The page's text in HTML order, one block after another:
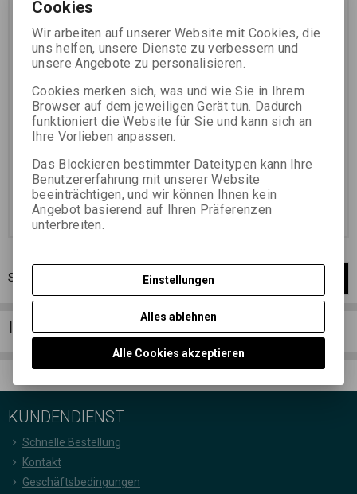
FOMAPAN 100 - 135
spool + 1 cartrige
Katalognummer:11023
Set mit 5 Filmen auf einer
Mittelspule + 1 Film auf einer
Spule in einer Kassette zur
Mehrfachverwendung,
Empfindlichkeit 100
23,32 EUR (101,750 PLN) (Ihr
Preiss ohne Ust.:)
Im Warenkorb
zugeben
spool + 1 cartrige
Katalognummer:
Set mit 5 Filmen auf einer
Mittelspule + 1 Film auf einer
Spule in einer Kassette zur
Mehrfachverwendung,
30,05 EUR
21,11 EUR(92,100 PLN)
ohne Ust.:)
Im Warenkorb
Seite Aufzeichnungen
Info-Spalte
KUNDENDIENST
Schnelle Bestellung
Kontakt
Geschäftsbedingungen
Cookies
Wir arbeiten auf unserer Website mit Cookies, die
uns helfen, unsere Dienste zu verbessern und
unsere Angebote zu personalisieren.
Cookies merken sich, was und wie Sie in Ihrem
Browser auf dem jeweiligen Gerät tun. Dadurch
funktioniert die Website für Sie und kann sich an
Ihre Vorlieben anpassen.
Das Blockieren bestimmter Dateitypen kann Ihre
Benutzererfahrung mit unserer Website
beeinträchtigen, und wir können Ihnen kein
Angebot basierend auf Ihren Präferenzen
unterbreiten.
Einstellungen
Alles ablehnen
Alle Cookies akzeptieren